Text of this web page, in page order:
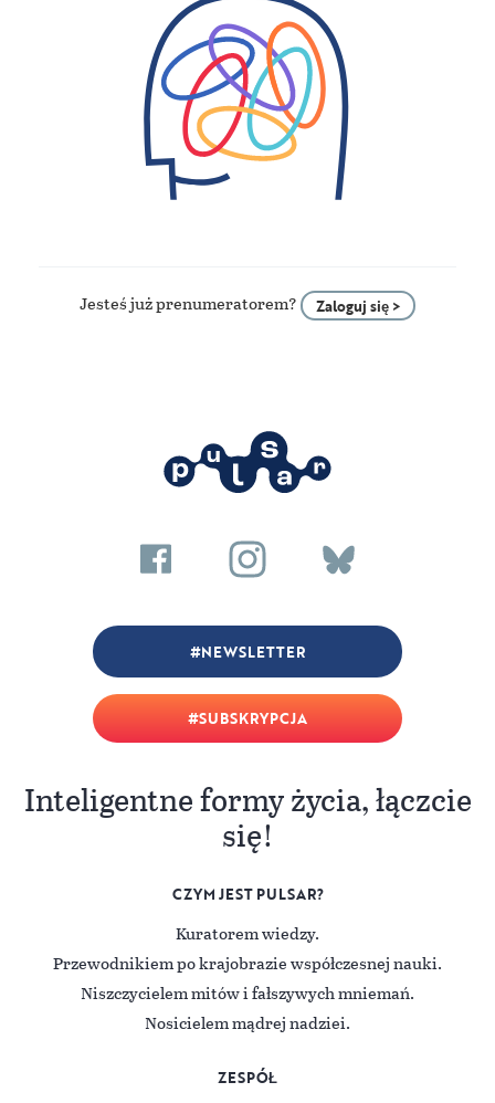
Jesteś już prenumeratorem? Zaloguj się >
SUBSKRYPCJA
NEWSLETTER
Inteligentne formy życia, łączcie
się!
CZYM JEST PULSAR?
Kuratorem wiedzy.
Przewodnikiem po krajobrazie współczesnej nauki.
Niszczycielem mitów i fałszywych mniemań.
Nosicielem mądrej nadziei.
ZESPÓŁ